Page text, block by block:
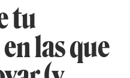
tu
las que